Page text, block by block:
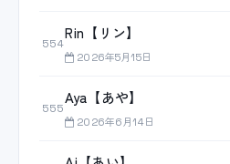
554
Rin【リン】
2026年5月15日
555
Aya【あや】
2026年6月14日